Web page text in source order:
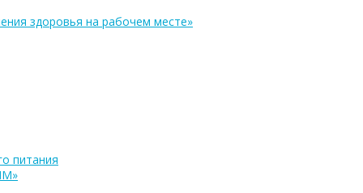
здоровья на рабочем месте»
питания